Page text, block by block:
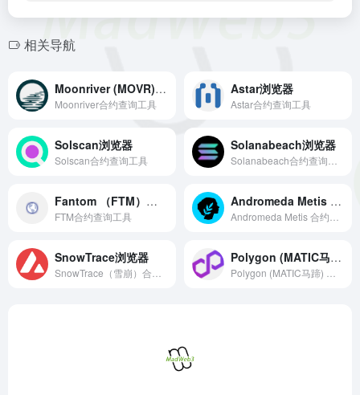
相关导航
Moonriver (MOVR) 浏览器
Moonriver合约查询工具
Astar浏览器
Astar合约查询工具
Solscan浏览器
Solscan合约查询工具
Solanabeach浏览器
Fantom （FTM）浏览器
FTM合约查询工具
Andromeda Metis 浏览器
SnowTrace浏览器 Polygon (MATIC马蹄) 浏览器